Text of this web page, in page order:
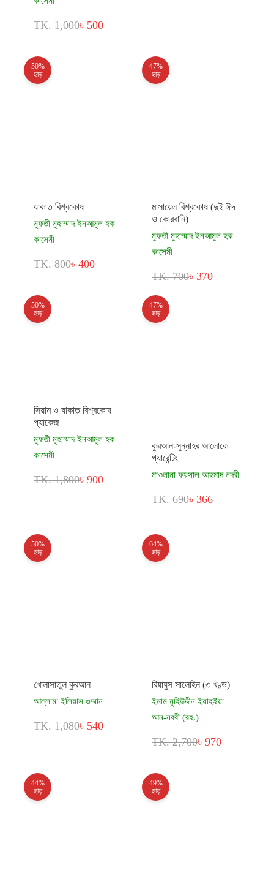
TK. 1,000৳ 500
50%
ছাড়
যাকাত বিশ্বকোষ
মুফতী মুহাম্মাদ ইনআমুল হক
কাসেমী
TK. 800৳ 400
47%
ছাড়
মাসায়েল বিশ্বকোষ (দুই ঈদ
ও কোরবানি)
মুফতী মুহাম্মাদ ইনআমুল হক
কাসেমী
TK. 700৳ 370
50%
ছাড়
সিয়াম ও যাকাত বিশ্বকোষ
প্যাকেজ
মুফতী মুহাম্মাদ ইনআমুল হক
কাসেমী
TK. 1,800৳ 900
47%
ছাড়
কুরআন-সুন্নাহর আলোকে
প্যারেন্টিং
মাওলানা ফয়সাল আহমাদ নদবী
TK. 690৳ 366
50%
ছাড়
খোলাসাতুল কুরআন
আল্লামা ইলিয়াস গুম্মান
TK. 1,080৳ 540
64%
ছাড়
রিয়াযুস সালেহিন (৩ খণ্ড)
ইমাম মুহিউদ্দীন ইয়াহইয়া
আন-নববী (রহ.)
TK. 2,700৳ 970
44%
ছাড়
49%
ছাড়